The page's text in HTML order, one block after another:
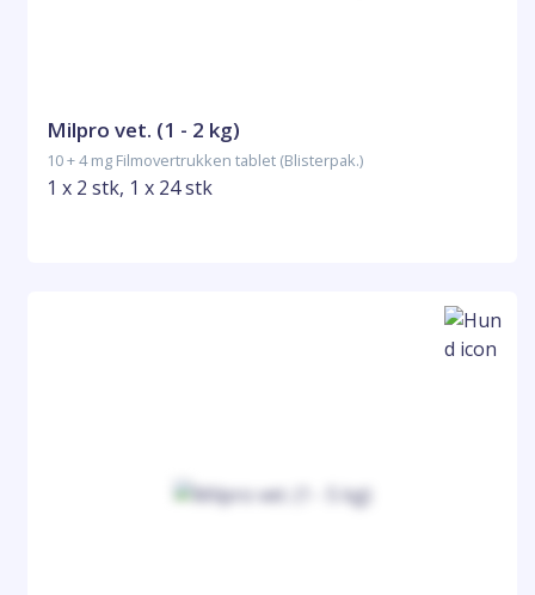
Milpro vet. (1 - 2 kg)
10 + 4 mg Filmovertrukken tablet (Blisterpak.)
1 x 2 stk, 1 x 24 stk